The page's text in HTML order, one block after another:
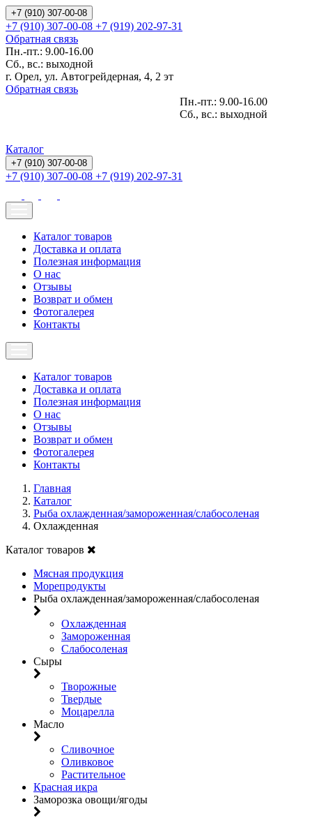
+7 (910) 307-00-08
+7 (910) 307-00-08 +7 (919) 202-97-31
Обратная связь
Пн.-пт.: 9.00-16.00
Сб., вс.: выходной
г. Орел, ул. Автогрейдерная, 4, 2 эт
Обратная связь
Пн.-пт.: 9.00-16.00
Сб., вс.: выходной
Каталог
+7 (910) 307-00-08
+7 (910) 307-00-08 +7 (919) 202-97-31
Каталог товаров
Доставка и оплата
Полезная информация
О нас
Отзывы
Возврат и обмен
Фотогалерея
Контакты
Каталог товаров
Доставка и оплата
Полезная информация
О нас
Отзывы
Возврат и обмен
Фотогалерея
Контакты
Главная
Каталог
Рыба охлажденная/замороженная/слабосоленая
Охлажденная
Каталог товаров
Мясная продукция
Морепродукты
Рыба охлажденная/замороженная/слабосоленая
Охлажденная
Замороженная
Слабосоленая
Сыры
Творожные
Твердые
Моцарелла
Масло
Сливочное
Оливковое
Растительное
Красная икра
Заморозка овощи/ягоды